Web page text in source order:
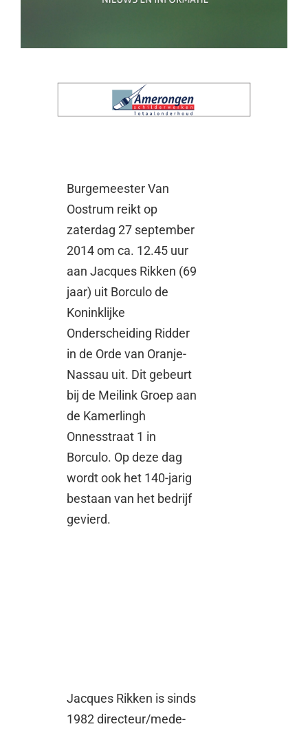
Burgemeester Van
Oostrum reikt op
zaterdag 27 september
2014 om ca. 12.45 uur
aan Jacques Rikken (69
jaar) uit Borculo de
Koninklijke
Onderscheiding Ridder
in de Orde van Oranje-
Nassau uit. Dit gebeurt
bij de Meilink Groep aan
de Kamerlingh
Onnesstraat 1 in
Borculo. Op deze dag
wordt ook het 140-jarig
bestaan van het bedrijf
gevierd.
Jacques Rikken is sinds
1982 directeur/mede-